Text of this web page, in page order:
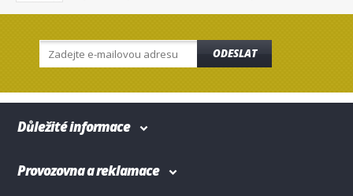
ODESLAT
Důležité informace
Provozovna a reklamace